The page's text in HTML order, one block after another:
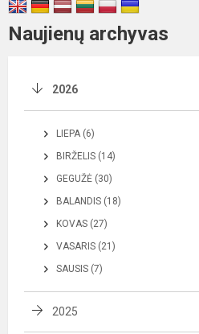
Naujienų archyvas
2026
LIEPA (6)
BIRŽELIS (14)
GEGUŽĖ (30)
BALANDIS (18)
KOVAS (27)
VASARIS (21)
SAUSIS (7)
2025